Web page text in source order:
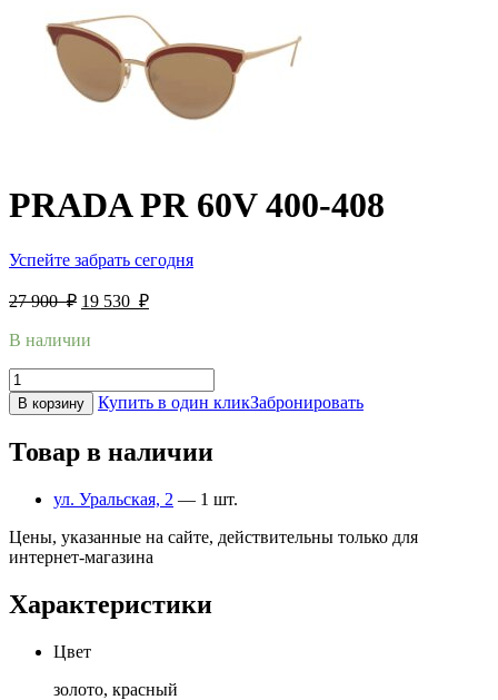
PRADA PR 60V 400-408
Успейте забрать сегодня
27 900₽ 19 530 ₽
В наличии
В корзину Купить в один кликЗабронировать
Товар в наличии
ул. Уральская, 2 — 1 шт.
Цены, указанные на сайте, действительны только для
интернет-магазина
Характеристики
Цвет
золото, красный